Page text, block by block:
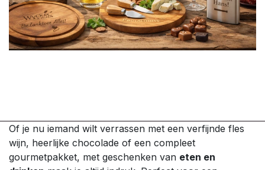
Of je nu iemand wilt verrassen met een verfijnde fles
wijn, heerlijke chocolade of een compleet
gourmetpakket, met geschenken van eten en